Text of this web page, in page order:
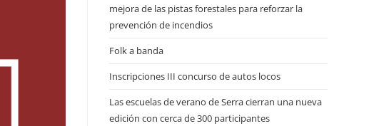
mejora de las pistas forestales para reforzar la
prevención de incendios
Folk a banda
Inscripciones III concurso de autos locos
Las escuelas de verano de Serra cierran una nueva
edición con cerca de 300 participantes